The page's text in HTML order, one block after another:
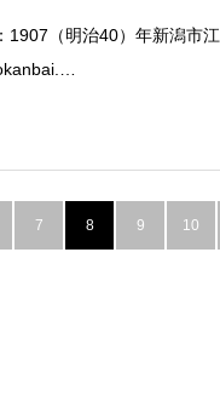
（明治40）年新潟市江
7 8 9 10